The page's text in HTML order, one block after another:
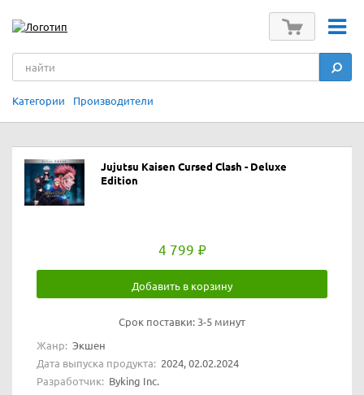
Категории Производители
Jujutsu Kaisen Cursed Clash - Deluxe
Edition
4 799
Добавить в корзину
Срок поставки: 3-5 минут
Жанр: Экшен
Дата выпуска продукта: 2024, 02.02.2024
Разработчик: Byking Inc.